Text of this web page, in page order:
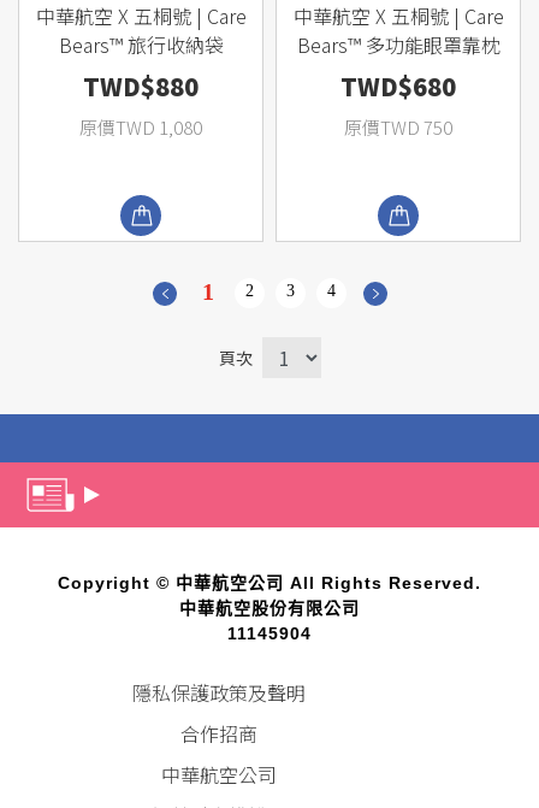
中華航空 X 五桐號 | Care
Bears™ 旅行收納袋
TWD$880
原價TWD 1,080
中華航空 X 五桐號 | Care
Bears™ 多功能眼罩靠枕
TWD$680
原價TWD 750
1 2 3 4
頁次
Copyright © 中華航空公司 All Rights Reserved.
中華航空股份有限公司
11145904
隱私保護政策及聲明
合作招商
中華航空公司